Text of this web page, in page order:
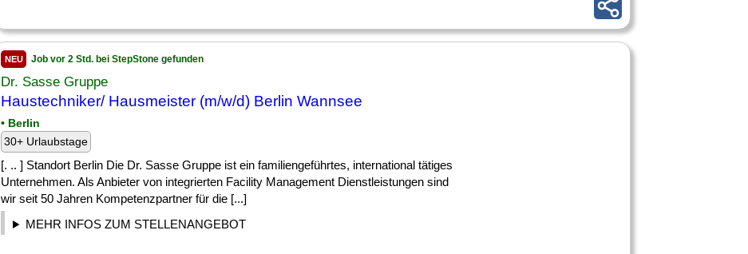
NEU Job vor 2 Std. bei StepStone gefunden
Dr. Sasse Gruppe
Haustechniker/ Hausmeister (m/w/d) Berlin Wannsee
• Berlin
30+ Urlaubstage
[. .. ] Standort Berlin Die Dr. Sasse Gruppe ist ein familiengeführtes, international tätiges
Unternehmen. Als Anbieter von integrierten Facility Management Dienstleistungen sind
wir seit 50 Jahren Kompetenzpartner für die [...]
MEHR INFOS ZUM STELLENANGEBOT